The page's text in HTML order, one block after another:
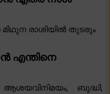
രാശിയിൽ തുടരും.
എന്തിനെ
ബുദ്ധി,